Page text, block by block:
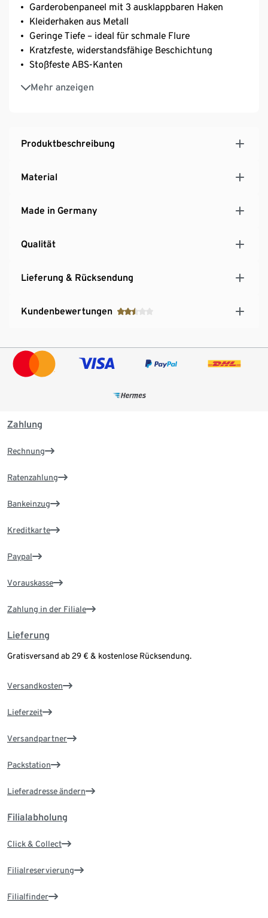
Garderobenpaneel mit 3 ausklappbaren Haken
Kleiderhaken aus Metall
Geringe Tiefe – ideal für schmale Flure
Kratzfeste, widerstandsfähige Beschichtung
Stoßfeste ABS-Kanten
Mehr anzeigen
Hängende Montage
Hersteller: Germania
Produktbeschreibung
Material
Made in Germany
Qualität
Lieferung & Rücksendung
Kundenbewertungen
Zahlung
Rechnung
Ratenzahlung
Bankeinzug
Kreditkarte
Paypal
Vorauskasse
Zahlung in der Filiale
Lieferung
Gratisversand ab 29 € & kostenlose Rücksendung.
Versandkosten
Lieferzeit
Versandpartner
Packstation
Lieferadresse ändern
Filialabholung
Click & Collect
Filialreservierung
Filialfinder